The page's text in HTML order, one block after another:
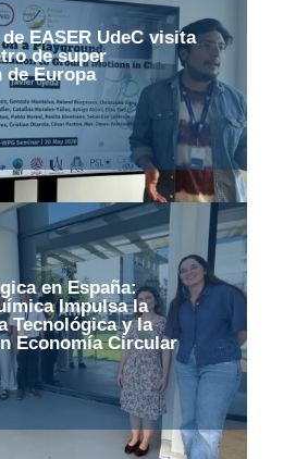
EASER UdeC visita
de super
de Europa
en España:
Impulsa la
Tecnológica y la
Economía Circular